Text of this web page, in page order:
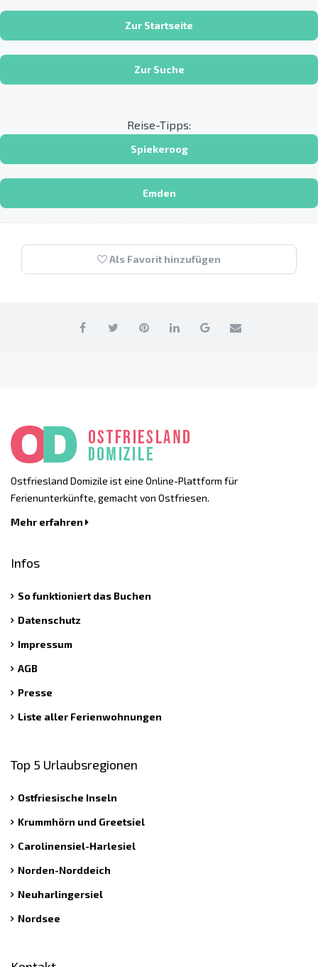
Zur Startseite
Zur Suche
Reise-Tipps:
Spiekeroog
Emden
Als Favorit hinzufügen
Ostfriesland Domizile ist eine Online-Plattform für
Ferienunterkünfte, gemacht von Ostfriesen.
Mehr erfahren
Infos
So funktioniert das Buchen
Datenschutz
Impressum
AGB
Presse
Liste aller Ferienwohnungen
Top 5 Urlaubsregionen
Ostfriesische Inseln
Krummhörn und Greetsiel
Carolinensiel-Harlesiel
Norden-Norddeich
Neuharlingersiel
Nordsee